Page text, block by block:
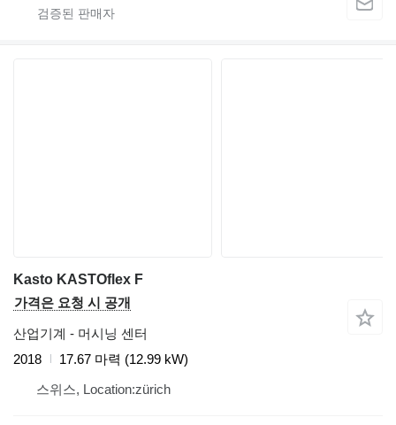
Kasto KASTOflex F
가격은 요청 시 공개
산업기계 - 머시닝 센터
2018
17.67 마력 (12.99 kW)
스위스, Location:zürich